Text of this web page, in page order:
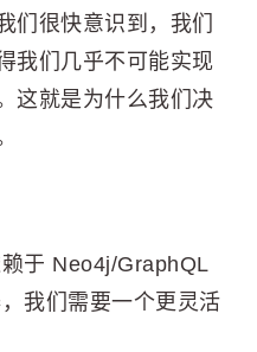
们很快意识到，我们
我们几乎不可能实现
这就是为什么我们决
于 Neo4j/GraphQL
我们需要一个更灵活